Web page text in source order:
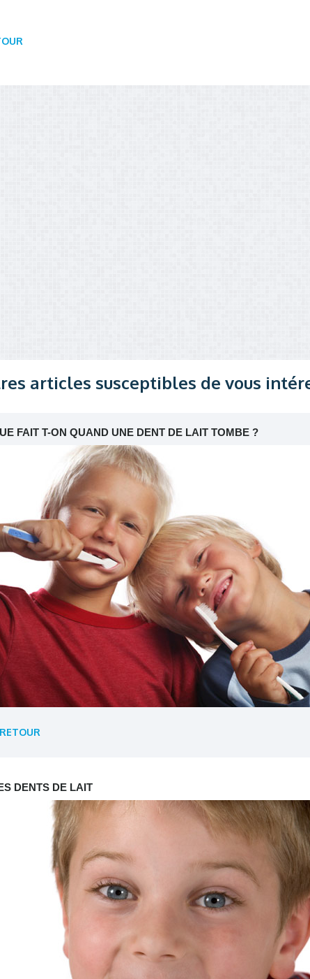
articles susceptibles de vous
FAIT T-ON QUAND UNE DENT DE LAIT TOMBE ?
DENTS DE LAIT